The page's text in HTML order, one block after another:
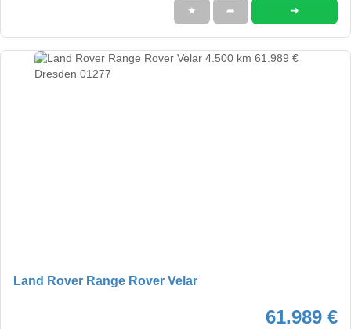
★ ➦ ➜
Land Rover Range Rover Velar
61.989 €